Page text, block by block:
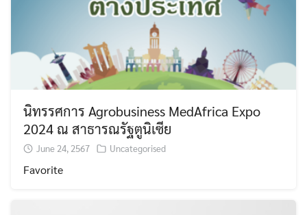
นิทรรศการ Agrobusiness MedAfrica Expo
2024 ณ สาธารณรัฐตูนิเซีย
June 24, 2567 Uncategorised
Favorite